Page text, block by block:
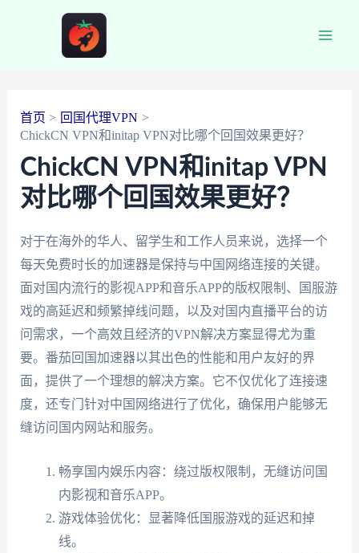
首页
回国代理VPN
ChickCN VPN和initap VPN对比哪个回国效果更好？
ChickCN VPN和initap VPN
对比哪个回国效果更好？
对于在海外的华人、留学生和工作人员来说，选择一个
每天免费时长的加速器是保持与中国网络连接的关键。
面对国内流行的影视APP和音乐APP的版权限制、国服游
戏的高延迟和频繁掉线问题，以及对国内直播平台的访
问需求，一个高效且经济的VPN解决方案显得尤为重
要。番茄回国加速器以其出色的性能和用户友好的界
面，提供了一个理想的解决方案。它不仅优化了连接速
度，还专门针对中国网络进行了优化，确保用户能够无
缝访问国内网站和服务。
畅享国内娱乐内容：绕过版权限制，无缝访问国
内影视和音乐APP。
游戏体验优化：显著降低国服游戏的延迟和掉
线。